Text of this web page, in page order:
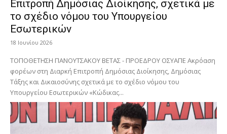
Επιτροπή Δημόσιας Διοίκησης, σχετικά με
το σχέδιο νόμου του Υπουργείου
Εσωτερικών
18 Ιουνίου 2026
ΤΟΠΟΘΕΤΗΣΗ ΠΑΝΟΥΤΣΑΚΟΥ ΒΕΤΑΣ - ΠΡΟΕΔΡΟΥ ΟΣΥΑΠΕ Ακρόαση
φορέων στη Διαρκή Επιτροπή Δημόσιας Διοίκησης, Δημόσιας
Τάξης και Δικαιοσύνης σχετικά με το σχέδιο νόμου του
Υπουργείου Εσωτερικών «Κώδικας...